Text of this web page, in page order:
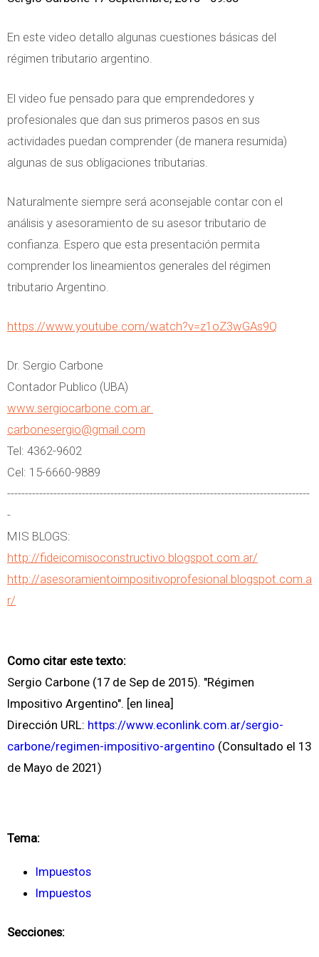
En este video detallo algunas cuestiones básicas del
régimen tributario argentino.
El video fue pensado para que emprendedores y
profesionales que dan sus primeros pasos en sus
actividades puedan comprender (de manera resumida)
algunas de sus obligaciones tributarias.
Naturalmente siempre será aconsejable contar con el
análisis y asesoramiento de su asesor tributario de
confianza. Espero que esta presentación permita
comprender los lineamientos generales del régimen
tributario Argentino.
https://www.youtube.com/watch?v=z1oZ3wGAs9Q
Dr. Sergio Carbone
Contador Publico (UBA)
www.sergiocarbone.com.ar
carbonesergio@gmail.com
Tel: 4362-9602
Cel: 15-6660-9889
-------------------------------------------------------------------------------------
-
MIS BLOGS:
http://fideicomisoconstructivo.blogspot.com.ar/
http://asesoramientoimpositivoprofesional.blogspot.com.a
r/
Como citar este texto:
Sergio Carbone (17 de Sep de 2015). "Régimen
Impositivo Argentino". [en linea]
Dirección URL: https://www.econlink.com.ar/sergio-
carbone/regimen-impositivo-argentino (Consultado el 13
de Mayo de 2021)
Tema:
Impuestos
Impuestos
Secciones: